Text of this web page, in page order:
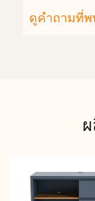
ดูคำถามที่